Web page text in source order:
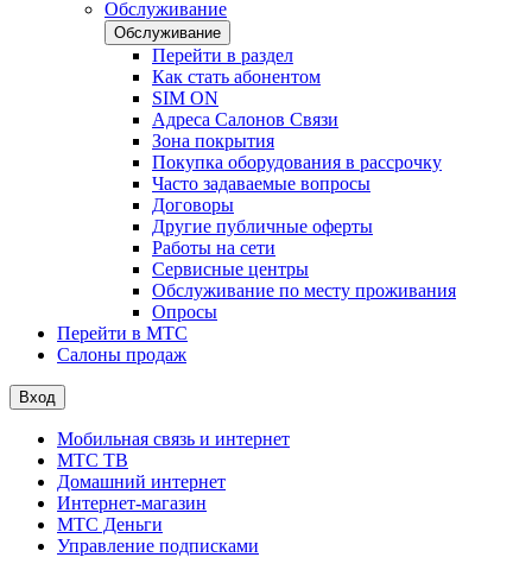
Обслуживание
Обслуживание
Перейти в раздел
Как стать абонентом
SIM ON
Адреса Салонов Связи
Зона покрытия
Покупка оборудования в рассрочку
Часто задаваемые вопросы
Договоры
Другие публичные оферты
Работы на сети
Сервисные центры
Обслуживание по месту проживания
Опросы
Перейти в МТС
Салоны продаж
Вход
Мобильная связь и интернет
МТС ТВ
Домашний интернет
Интернет-магазин
МТС Деньги
Управление подписками